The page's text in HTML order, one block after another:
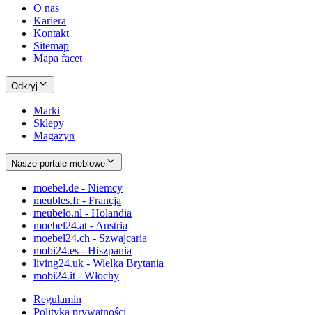
O nas
Kariera
Kontakt
Sitemap
Mapa facet
Odkryj
Marki
Sklepy
Magazyn
Nasze portale meblowe
moebel.de - Niemcy
meubles.fr - Francja
meubelo.nl - Holandia
moebel24.at - Austria
moebel24.ch - Szwajcaria
mobi24.es - Hiszpania
living24.uk - Wielka Brytania
mobi24.it - Włochy
Regulamin
Polityka prywatności